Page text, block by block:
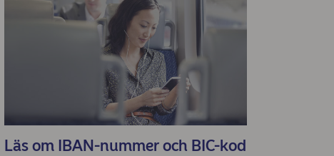
Läs om IBAN-nummer och BIC-kod